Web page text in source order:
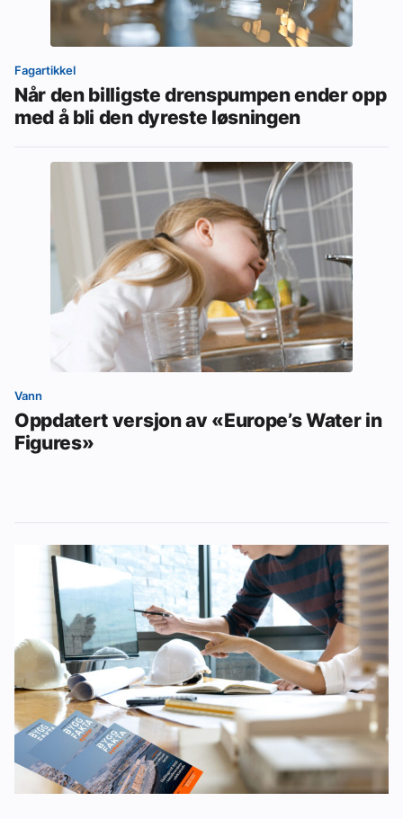
Fagartikkel
Når den billigste drenspumpen ender opp
med å bli den dyreste løsningen
Vann
Oppdatert versjon av «Europe’s Water in
Figures»